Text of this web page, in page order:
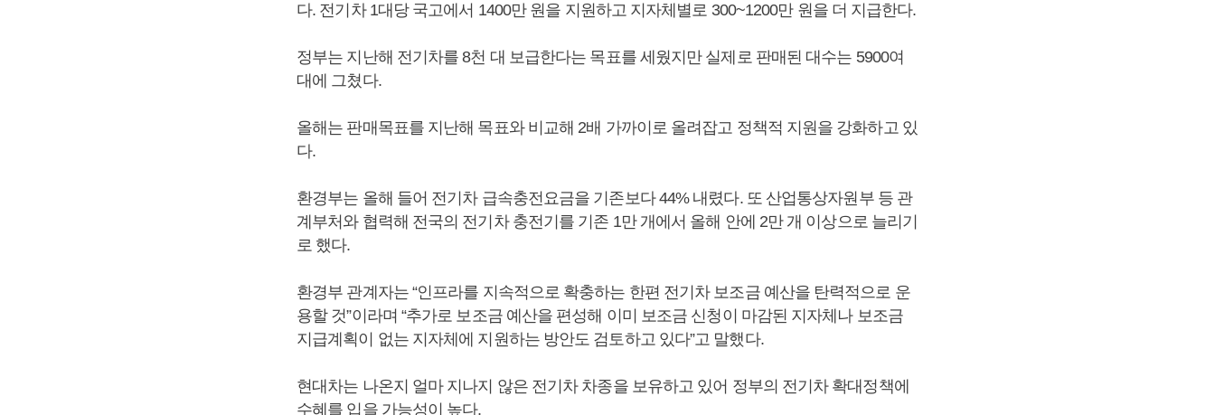
다. 전기차 1대당 국고에서 1400만 원을 지원하고 지자체별로 300~1200만 원을 더 지급한다.
정부는 지난해 전기차를 8천 대 보급한다는 목표를 세웠지만 실제로 판매된 대수는 5900여
대에 그쳤다.
올해는 판매목표를 지난해 목표와 비교해 2배 가까이로 올려잡고 정책적 지원을 강화하고 있
다.
환경부는 올해 들어 전기차 급속충전요금을 기존보다 44% 내렸다. 또 산업통상자원부 등 관
계부처와 협력해 전국의 전기차 충전기를 기존 1만 개에서 올해 안에 2만 개 이상으로 늘리기
로 했다.
환경부 관계자는 “인프라를 지속적으로 확충하는 한편 전기차 보조금 예산을 탄력적으로 운
용할 것”이라며 “추가로 보조금 예산을 편성해 이미 보조금 신청이 마감된 지자체나 보조금
지급계획이 없는 지자체에 지원하는 방안도 검토하고 있다”고 말했다.
현대차는 나온지 얼마 지나지 않은 전기차 차종을 보유하고 있어 정부의 전기차 확대정책에
수혜를 입을 가능성이 높다.